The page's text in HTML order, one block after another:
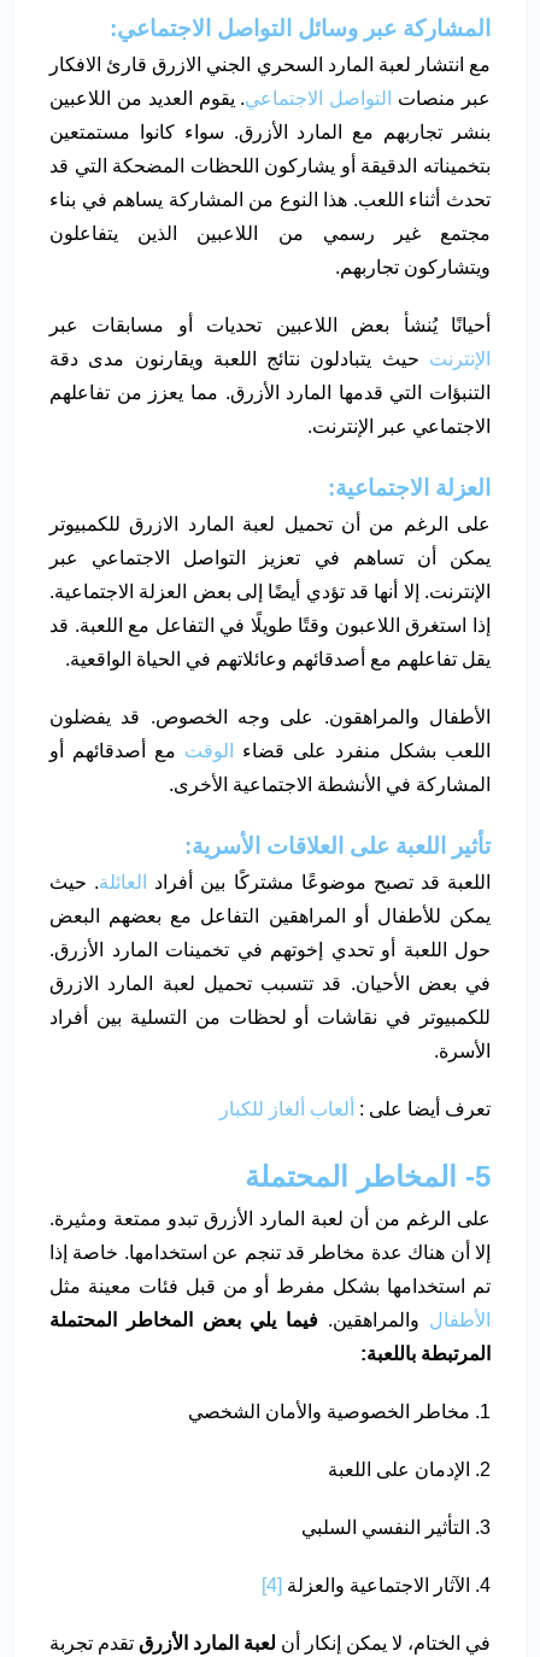
المشاركة عبر وسائل التواصل الاجتماعي:
مع انتشار لعبة المارد السحري الجني الازرق قارئ الافكار
عبر منصات
التواصل الاجتماعي. يقوم العديد من اللاعبين
بنشر تجاربهم مع المارد الأزرق. سواء كانوا مستمتعين
بتخميناته الدقيقة أو يشاركون اللحظات المضحكة التي قد
تحدث أثناء اللعب. هذا النوع من المشاركة يساهم في بناء
مجتمع غير رسمي من اللاعبين الذين يتفاعلون
ويتشاركون تجاربهم.
أحيانًا يُنشأ بعض اللاعبين تحديات أو مسابقات عبر
الإنترنت حيث يتبادلون نتائج اللعبة ويقارنون مدى دقة
التنبؤات التي قدمها المارد الأزرق. مما يعزز من تفاعلهم
الاجتماعي عبر الإنترنت.
العزلة الاجتماعية:
على الرغم من أن تحميل لعبة المارد الازرق للكمبيوتر
يمكن أن تساهم في تعزيز التواصل الاجتماعي عبر
الإنترنت. إلا أنها قد تؤدي أيضًا إلى بعض العزلة الاجتماعية.
إذا استغرق اللاعبون وقتًا طويلًا في التفاعل مع اللعبة. قد
يقل تفاعلهم مع أصدقائهم وعائلاتهم في الحياة الواقعية.
الأطفال والمراهقون. على وجه الخصوص. قد يفضلون
اللعب بشكل منفرد على قضاء
الوقت مع أصدقائهم أو
المشاركة في الأنشطة الاجتماعية الأخرى.
تأثير اللعبة على العلاقات الأسرية:
اللعبة قد تصبح موضوعًا مشتركًا بين أفراد العائلة. حيث
يمكن للأطفال أو المراهقين التفاعل مع بعضهم البعض
حول اللعبة أو تحدي إخوتهم في تخمينات المارد الأزرق.
في بعض الأحيان. قد تتسبب تحميل لعبة المارد الازرق
للكمبيوتر في نقاشات أو لحظات من التسلية بين أفراد
الأسرة.
تعرف أيضا على : ألعاب ألغاز للكبار
5- المخاطر المحتملة
على الرغم من أن لعبة المارد الأزرق تبدو ممتعة ومثيرة.
إلا أن هناك عدة مخاطر قد تنجم عن استخدامها. خاصة إذا
تم استخدامها بشكل مفرط أو من قبل فئات معينة مثل
الأطفال والمراهقين. فيما يلي بعض المخاطر المحتملة
المرتبطة باللعبة:
1. مخاطر الخصوصية والأمان الشخصي
2. الإدمان على اللعبة
3. التأثير النفسي السلبي
4. الآثار الاجتماعية والعزلة [4]
في الختام، لا يمكن إنكار أن لعبة المارد الأزرق تقدم تجربة